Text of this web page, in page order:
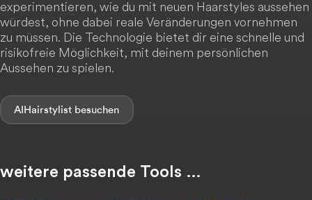
experimentieren, wie du mit neuen Haarstyles aussehen
würdest, ohne dabei reale Veränderungen vornehmen
zu müssen. Die Technologie bietet dir eine schnelle und
risikofreie Möglichkeit, mit deinem persönlichen
Aussehen zu spielen.
AIHairstylist
weitere passende Tools …